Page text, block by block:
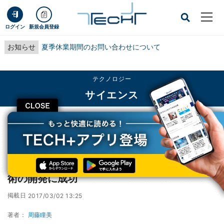
ログイン 新規会員登録
お知らせ 夏季休業期間のお問い合わせについて
CLOSE
テクノロジー
サイエンス
TECH+ テクノロジー
サイエンス
京大、バイオ3Dプリンタを用いた神経再生技術の開発に成功
京大、バイオ3Dプリンタを用いた神経再生技
術の開発に成功
掲載日 2017/03/02 13:25
著者： 周藤瞳美